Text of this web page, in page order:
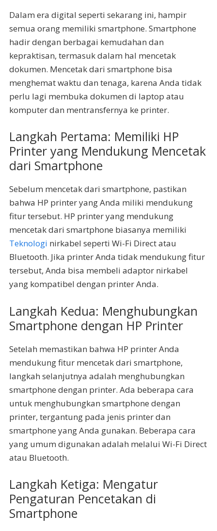
Dalam era digital seperti sekarang ini, hampir
semua orang memiliki smartphone. Smartphone
hadir dengan berbagai kemudahan dan
kepraktisan, termasuk dalam hal mencetak
dokumen. Mencetak dari smartphone bisa
menghemat waktu dan tenaga, karena Anda tidak
perlu lagi membuka dokumen di laptop atau
komputer dan mentransfernya ke printer.
Langkah Pertama: Memiliki HP
Printer yang Mendukung Mencetak
dari Smartphone
Sebelum mencetak dari smartphone, pastikan
bahwa HP printer yang Anda miliki mendukung
fitur tersebut. HP printer yang mendukung
mencetak dari smartphone biasanya memiliki
Teknologi nirkabel seperti Wi-Fi Direct atau
Bluetooth. Jika printer Anda tidak mendukung fitur
tersebut, Anda bisa membeli adaptor nirkabel
yang kompatibel dengan printer Anda.
Langkah Kedua: Menghubungkan
Smartphone dengan HP Printer
Setelah memastikan bahwa HP printer Anda
mendukung fitur mencetak dari smartphone,
langkah selanjutnya adalah menghubungkan
smartphone dengan printer. Ada beberapa cara
untuk menghubungkan smartphone dengan
printer, tergantung pada jenis printer dan
smartphone yang Anda gunakan. Beberapa cara
yang umum digunakan adalah melalui Wi-Fi Direct
atau Bluetooth.
Langkah Ketiga: Mengatur
Pengaturan Pencetakan di
Smartphone